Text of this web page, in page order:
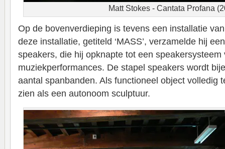
Matt Stokes - Cantata Profana
Op de bovenverdieping is tevens een installatie
deze installatie, getiteld ‘MASS’, verzamelde hij
speakers, die hij opknapte tot een speakersysteem
muziekperformances. De stapel speakers wordt
aantal spanbanden. Als functioneel object volledig
zien als een autonoom sculptuur.